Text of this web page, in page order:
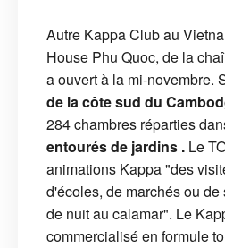
Autre Kappa Club au
House Phu Quoc, de la
a ouvert à la mi-novembre.
de la côte sud du
284 chambres réparties
entourés de jardins . Le
animations Kappa "des
d'écoles, de marchés ou
de nuit au calamar". Le
commercialisé en formule